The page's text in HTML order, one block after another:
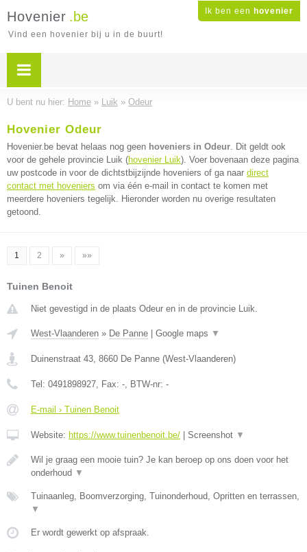
Ik ben een hovenier
Hovenier .be
Vind een hovenier bij u in de buurt!
U bent nu hier: Home » Luik » Odeur
Hovenier Odeur
Hovenier.be bevat helaas nog geen hoveniers in Odeur. Dit geldt ook
voor de gehele provincie Luik (hovenier Luik). Voer bovenaan deze pagina
uw postcode in voor de dichtstbijzijnde hoveniers of ga naar direct
contact met hoveniers om via één e-mail in contact te komen met
meerdere hoveniers tegelijk. Hieronder worden nu overige resultaten
getoond.
1 2 » »»
Tuinen Benoit
Niet gevestigd in de plaats Odeur en in de provincie Luik.
West-Vlaanderen » De Panne Google maps ▼
Duinenstraat 43, 8660 De Panne (West-Vlaanderen)
Tel: 0491898927, Fax: -, BTW-nr: -
E-mail › Tuinen Benoit
Website: https://www.tuinenbenoit.be/ Screenshot ▼
Wil je graag een mooie tuin? Je kan beroep op ons doen voor het
onderhoud ▼
Tuinaanleg, Boomverzorging, Tuinonderhoud, Opritten en terrassen,
▼
Er wordt gewerkt op afspraak.